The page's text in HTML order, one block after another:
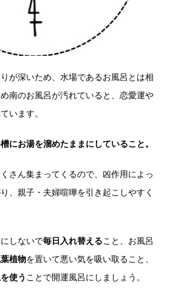
が深いため、水場であるお風呂とは相
南のお風呂が汚れていると、恋愛運や
います。
にお湯を溜めたままにしていること。
さん集まってくるので、凶作用によっ
、親子・夫婦喧嘩を引き起こしやすく
しないで毎日入れ替えること、お風呂
植物を置いて悪い気を吸い取ること、
使う ことで開運風呂にしましょう。